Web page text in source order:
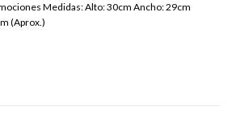
Medidas: Alto: 30cm Ancho: 29cm
(Aprox.)